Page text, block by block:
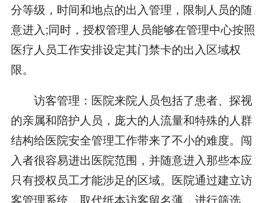
分等级，时间和地点的出入管理，限制人员的随
意进入;同时，授权管理人员能够在管理中心按照
医疗人员工作安排设定其门禁卡的出入区域权
限。
访客管理：医院来院人员包括了患者、探视
的亲属和陪护人员，庞大的人流量和特殊的人群
结构给医院安全管理工作带来了不小的难度。闯
入者很容易进出医院范围，并随意进入那些本应
只有授权员工才能涉足的区域。医院通过建立访
客管理系统，取代纸本访客留名薄，进行筛选、